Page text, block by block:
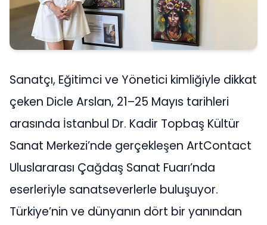
Sanatçı, Eğitimci ve Yönetici kimliğiyle dikkat
çeken Dicle Arslan, 21–25 Mayıs tarihleri
arasında İstanbul Dr. Kadir Topbaş Kültür
Sanat Merkezi’nde gerçekleşen ArtContact
Uluslararası Çağdaş Sanat Fuarı’nda
eserleriyle sanatseverlerle buluşuyor.
Türkiye’nin ve dünyanın dört bir yanından